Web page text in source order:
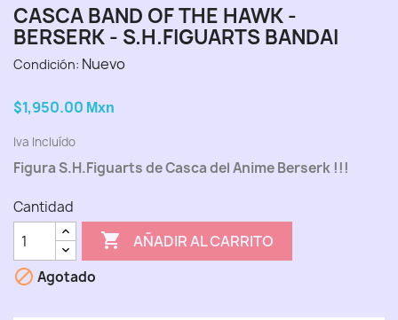
CASCA BAND OF THE HAWK -
BERSERK - S.H.FIGUARTS BANDAI
Condición: Nuevo
$1,950.00 Mxn
Iva Incluído
Figura S.H.Figuarts de Casca del Anime Berserk !!!
Cantidad
 AÑADIR AL CARRITO
 Agotado